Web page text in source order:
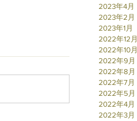
2023年4月
2023年2月
2023年1月
2022年12月
2022年10月
2022年9月
2022年8月
2022年7月
2022年5月
2022年4月
2022年3月